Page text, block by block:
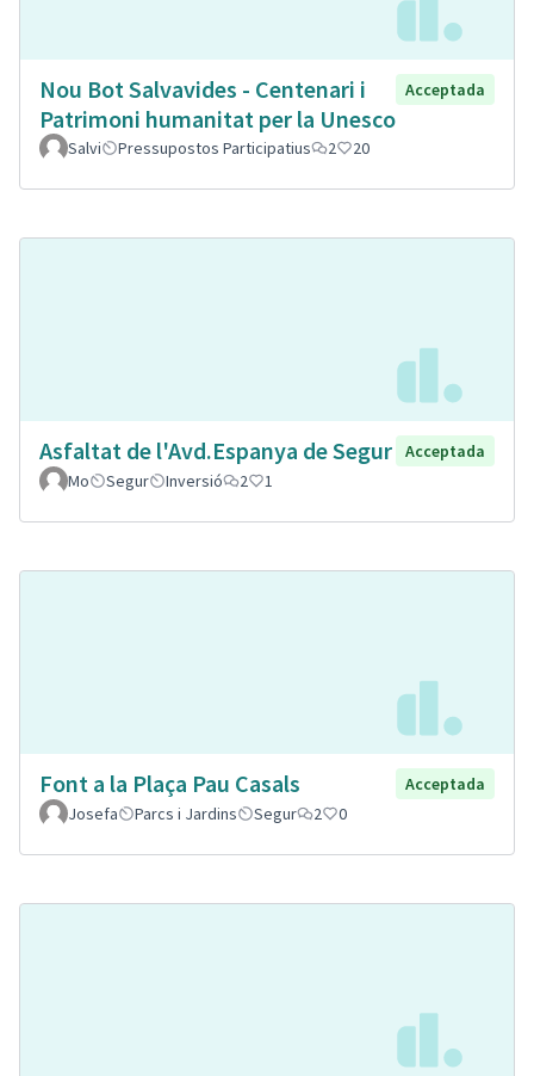
Nou Bot Salvavides - Centenari i
Patrimoni humanitat per la Unesco
Acceptada
Salvi Pressupostos Participatius 2 20
Asfaltat de l'Avd.Espanya de Segur
Acceptada
Mo
Segur Inversió 2 1
Font a la Plaça Pau Casals
Acceptada
Josefa
Parcs i Jardins Segur 2 0